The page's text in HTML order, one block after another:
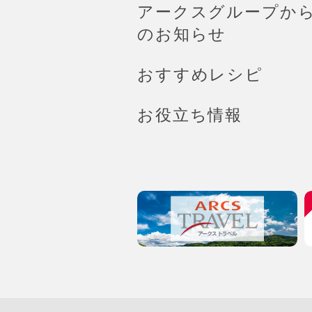
アークスグループか
のお知らせ
おすすめレシピ
お役立ち情報